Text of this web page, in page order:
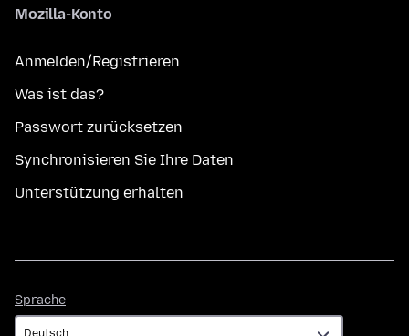
Mozilla-Konto
Anmelden/Registrieren
Was ist das?
Passwort zurücksetzen
Synchronisieren Sie Ihre Daten
Unterstützung erhalten
Sprache